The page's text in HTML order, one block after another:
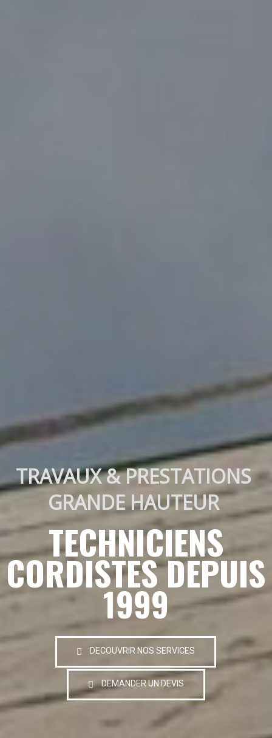
TRAVAUX & PRESTATIONS
GRANDE HAUTEUR
TECHNICIENS
CORDISTES DEPUIS
1999
DECOUVRIR NOS SERVICES
DEMANDER UN DEVIS